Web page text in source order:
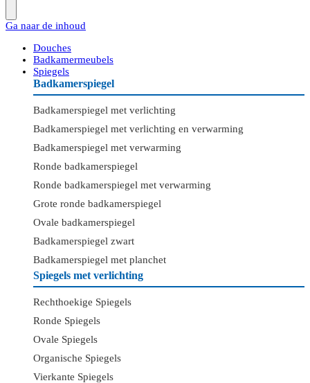
Ga naar de inhoud
Douches
Badkamermeubels
Spiegels
Badkamerspiegel
Badkamerspiegel met verlichting
Badkamerspiegel met verlichting en verwarming
Badkamerspiegel met verwarming
Ronde badkamerspiegel
Ronde badkamerspiegel met verwarming
Grote ronde badkamerspiegel
Ovale badkamerspiegel
Badkamerspiegel zwart
Badkamerspiegel met planchet
Spiegels met verlichting
Rechthoekige Spiegels
Ronde Spiegels
Ovale Spiegels
Organische Spiegels
Vierkante Spiegels